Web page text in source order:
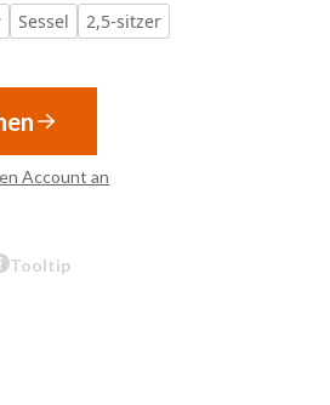
Sessel 2,5-sitzer
Account an
Tooltip